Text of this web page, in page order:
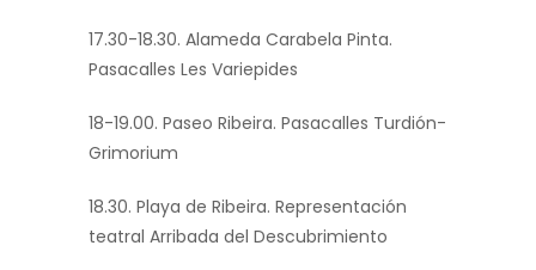
17.30-18.30. Alameda Carabela Pinta.
Pasacalles Les Variepides
18-19.00. Paseo Ribeira. Pasacalles Turdión-
Grimorium
18.30. Playa de Ribeira. Representación
teatral Arribada del Descubrimiento